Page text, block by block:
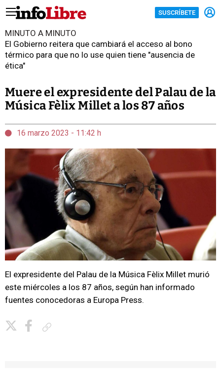
SUSCRÍBETE
MINUTO A MINUTO
El Gobierno reitera que cambiará el acceso al bono
térmico para que no lo use quien tiene "ausencia de
ética"
Muere el expresidente del Palau de la
Música Fèlix Millet a los 87 años
16 marzo 2023 - 11:42 h
El expresidente del Palau de la Música Fèlix Millet murió
este miércoles a los 87 años, según han informado
fuentes conocedoras a Europa Press.